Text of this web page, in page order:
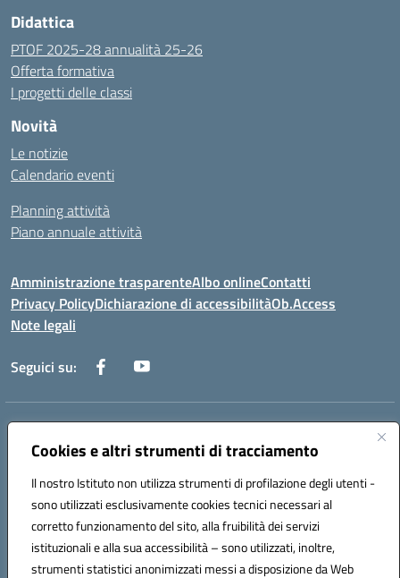
Cookies e altri strumenti di tracciamento
Il nostro Istituto non utilizza strumenti di profilazione degli utenti -
sono utilizzati esclusivamente cookies tecnici necessari al
corretto funzionamento del sito, alla fruibilità dei servizi
istituzionali e alla sua accessibilità – sono utilizzati, inoltre,
strumenti statistici anonimizzati messi a disposizione da Web
Didattica
PTOF 2025-28 annualità 25-26
Offerta formativa
I progetti delle classi
Novità
Le notizie
Calendario eventi
Planning attività
Piano annuale attività
Amministrazione trasparenteAlbo onlineContatti
Privacy PolicyDichiarazione di accessibilitàOb.Access
Note legali
Seguici su:
Indirizzo:
Centralino:0733/815931 - 0733/784180
Posta elettronica certificata (PEC):MCIS00200P@pec.istruzione.it
Codice fiscale: 80006860433
Codice meccanografico: MCIS00200P